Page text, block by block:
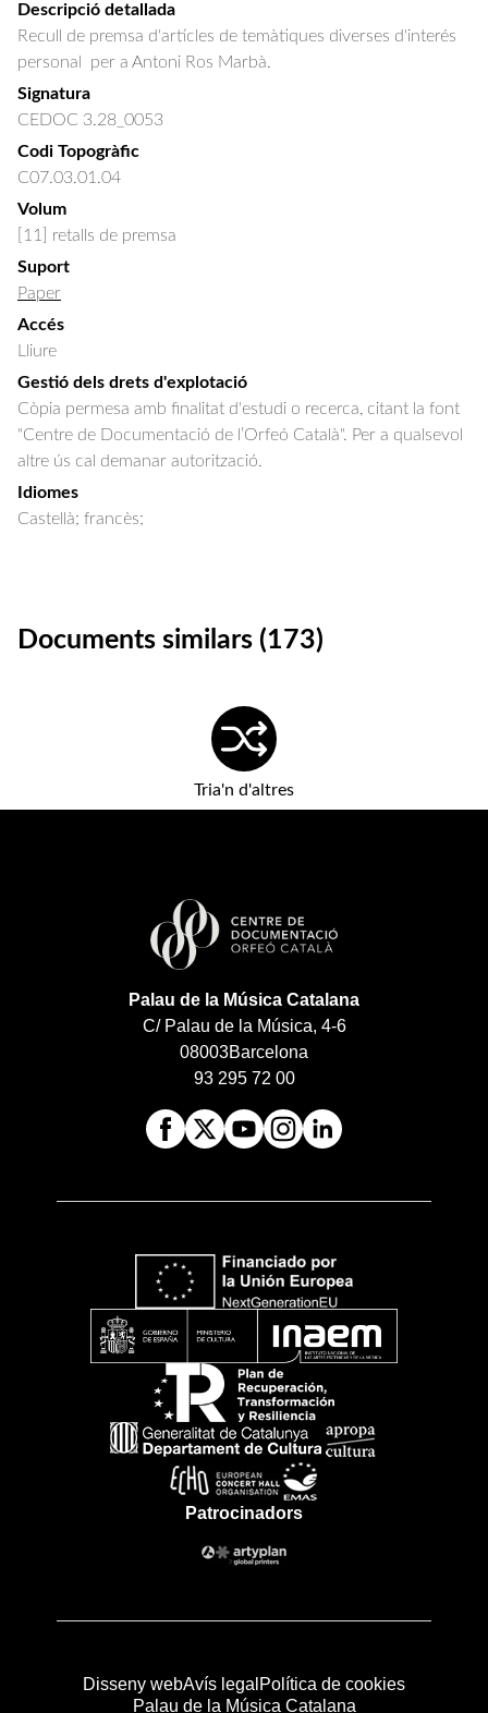
Descripció detallada
Recull de premsa d'artícles de temàtiques diverses d'interés
personal  per a Antoni Ros Marbà.
Signatura
CEDOC 3.28_0053
Codi Topogràfic
C07.03.01.04
Volum
[11] retalls de premsa
Suport
Paper
Accés
Lliure
Gestió dels drets d'explotació
Còpia permesa amb finalitat d'estudi o recerca, citant la font
"Centre de Documentació de l’Orfeó Català". Per a qualsevol
altre ús cal demanar autorització.
Idiomes
Castellà; francès;
Documents similars (173)
Tria'n d'altres
Palau de la Música Catalana
C/ Palau de la Música, 4-6
08003Barcelona
93 295 72 00
Patrocinadors
Disseny webAvís legal Política de cookies
Palau de la Música Catalana